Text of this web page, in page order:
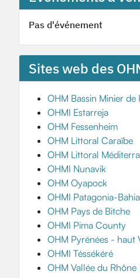
Pas d'événement
Sites web des
OHM Bassin Minier de
OHMI Estarreja
OHM Fessenheim
OHM Littoral Caraïbe
OHM Littoral
OHMI Nunavik
OHM Oyapock
OHMI Patagonia-
OHM Pays de Bitche
OHMI Pima County
OHM Pyrénées - haut
OHMI Téssékéré
OHM Vallée du Rhône